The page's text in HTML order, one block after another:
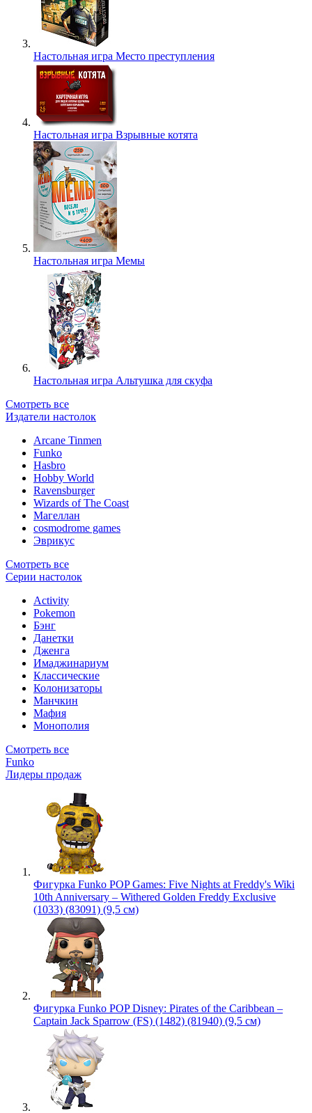
Настольная игра Место преступления
Настольная игра Взрывные котята
Настольная игра Мемы
Настольная игра Альтушка для скуфа
Смотреть все
Издатели настолок
Arcane Tinmen
Funko
Hasbro
Hobby World
Ravensburger
Wizards of The Coast
Магеллан
сosmodrome games
Эврикус
Смотреть все
Серии настолок
Activity
Pokemon
Бэнг
Данетки
Дженга
Имаджинариум
Классические
Колонизаторы
Манчкин
Мафия
Монополия
Смотреть все
Funko
Лидеры продаж
Фигурка Funko POP Games: Five Nights at Freddy's Wiki
10th Anniversary – Withered Golden Freddy Exclusive
(1033) (83091) (9,5 см)
Фигурка Funko POP Disney: Pirates of the Caribbean –
Captain Jack Sparrow (FS) (1482) (81940) (9,5 см)